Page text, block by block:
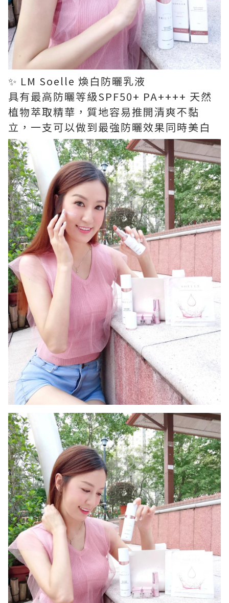
✨ LM Soelle 煥白防曬乳液
具有最高防曬等級SPF50+ PA++++ 天然
植物萃取精華，質地容易推開清爽不黏
立，一支可以做到最強防曬效果同時美白